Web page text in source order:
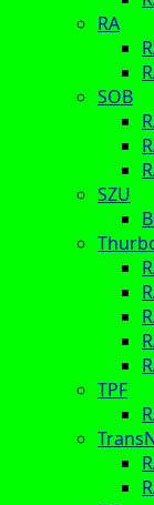
RA
SOB
SZU
TPF